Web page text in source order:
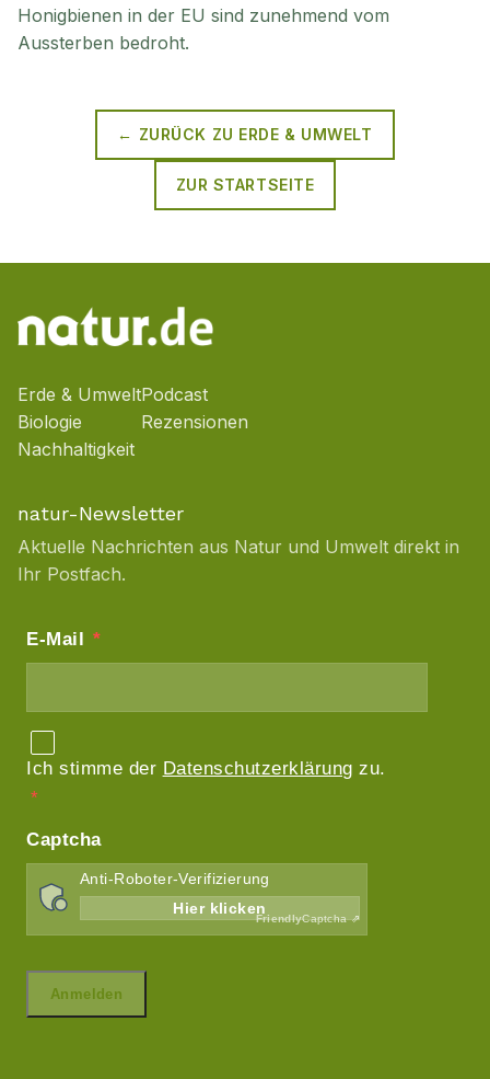
Honigbienen in der EU sind zunehmend vom
Aussterben bedroht.
← ZURÜCK ZU ERDE & UMWELT
ZUR STARTSEITE
Erde & Umwelt
Biologie
Nachhaltigkeit
Podcast
Rezensionen
natur-Newsletter
Aktuelle Nachrichten aus Natur und Umwelt direkt in
Ihr Postfach.